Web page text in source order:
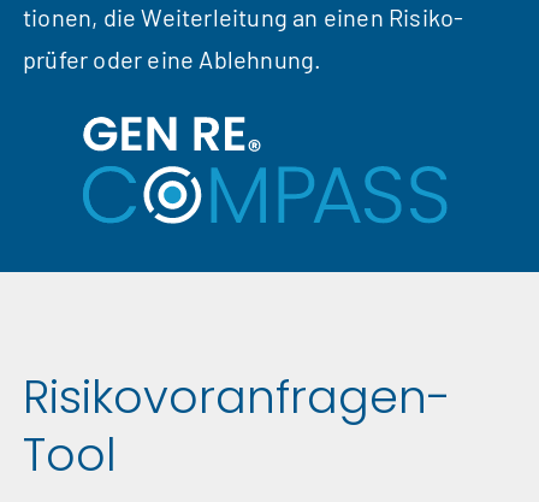
tionen, die Weiterleitung an einen Risiko­
prüfer oder eine Ablehnung.
Risiko­voranfragen-
Tool